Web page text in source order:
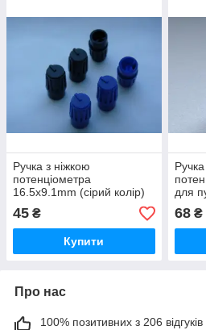
Ручка з ніжкою
потенціометра
16.5x9.1mm (сірий колір)
для пультів, колонок
45 ₴
Купити
для
68₴
Про нас
100% позитивних з 206 відгуків